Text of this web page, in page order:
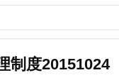
制度20151024